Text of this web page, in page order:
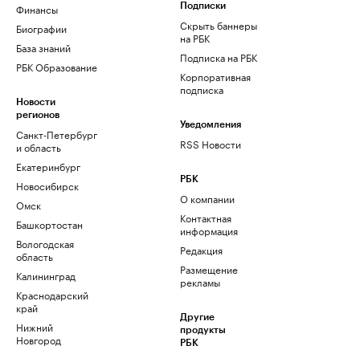
Финансы
Биографии
База знаний
РБК Образование
Новости
регионов
Санкт-Петербург
и область
Екатеринбург
Новосибирск
Омск
Башкортостан
Вологодская
область
Калининград
Краснодарский
край
Нижний
Новгород
Подписки
Скрыть баннеры
на РБК
Подписка на РБК
Корпоративная
подписка
Уведомления
RSS Новости
РБК
О компании
Контактная
информация
Редакция
Размещение
рекламы
Другие
продукты
РБК